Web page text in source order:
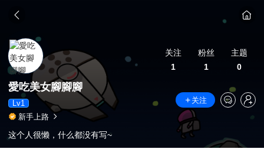
关注
1
粉丝
1
主题
0
愛吃美女腳腳腳
Lv1
关注
新手上路
这个人很懒，什么都没有写~